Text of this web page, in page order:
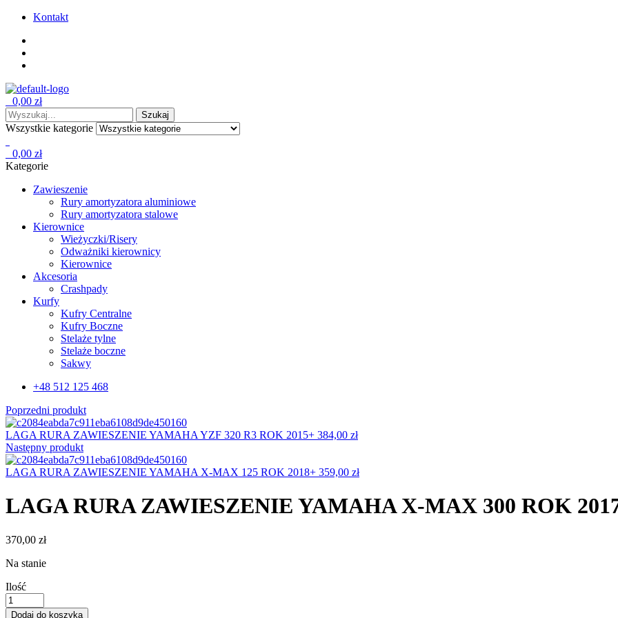
Kontakt
Menu
0,00 zł
Wyszukaj:
Szukaj
Wszystkie kategorie
0,00 zł
Kategorie
Zawieszenie
Rury amortyzatora aluminiowe
Rury amortyzatora stalowe
Kierownice
Wieżyczki/Risery
Odważniki kierownicy
Kierownice
Akcesoria
Crashpady
Kurfy
Kufry Centralne
Kufry Boczne
Stelaże tylne
Stelaże boczne
Sakwy
+48 512 125 468
Poprzedni produkt
LAGA RURA ZAWIESZENIE YAMAHA YZF 320 R3 ROK 2015+ 384,00 zł
Następny produkt
LAGA RURA ZAWIESZENIE YAMAHA X-MAX 125 ROK 2018+ 359,00 zł
LAGA RURA ZAWIESZENIE YAMAHA X-MAX 300 ROK
370,00 zł
Na stanie
Ilość
LAGA
RURA
Dodaj do koszyka